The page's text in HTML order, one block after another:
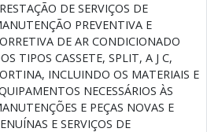
DE SERVIÇOS DE
PREVENTIVA E
DE AR CONDICIONADO
TIPOS CASSETE, SPLIT, A J C,
INCLUINDO OS MATERIAIS E
NECESSÁRIOS ÀS
E PEÇAS NOVAS E
E SERVIÇOS DE